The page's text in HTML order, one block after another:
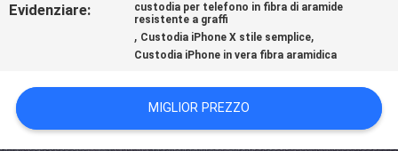
NEWS
DEL
SITO
Evidenziare:
custodia per telefono in fibra di aramide
resistente a graffi
, Custodia iPhone X stile semplice,
Custodia iPhone in vera fibra aramidica
MIGLIOR PREZZO